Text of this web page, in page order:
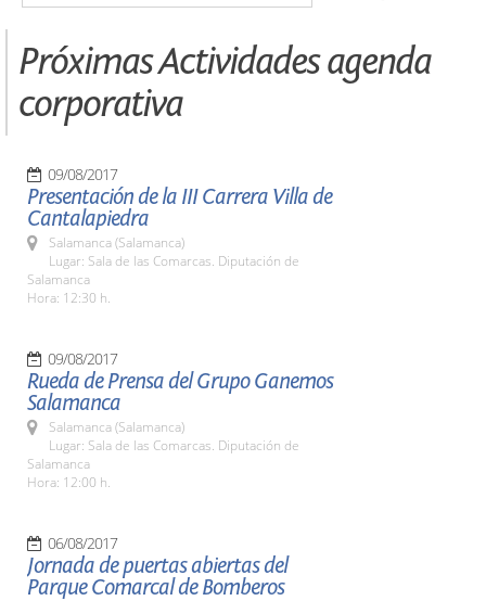
Próximas Actividades agenda
corporativa
09/08/2017
Presentación de la III Carrera Villa de
Cantalapiedra
Salamanca (Salamanca)
Lugar: Sala de las Comarcas. Diputación de
Salamanca
Hora: 12:30 h.
09/08/2017
Rueda de Prensa del Grupo Ganemos
Salamanca
Salamanca (Salamanca)
Lugar: Sala de las Comarcas. Diputación de
Salamanca
Hora: 12:00 h.
06/08/2017
Jornada de puertas abiertas del
Parque Comarcal de Bomberos